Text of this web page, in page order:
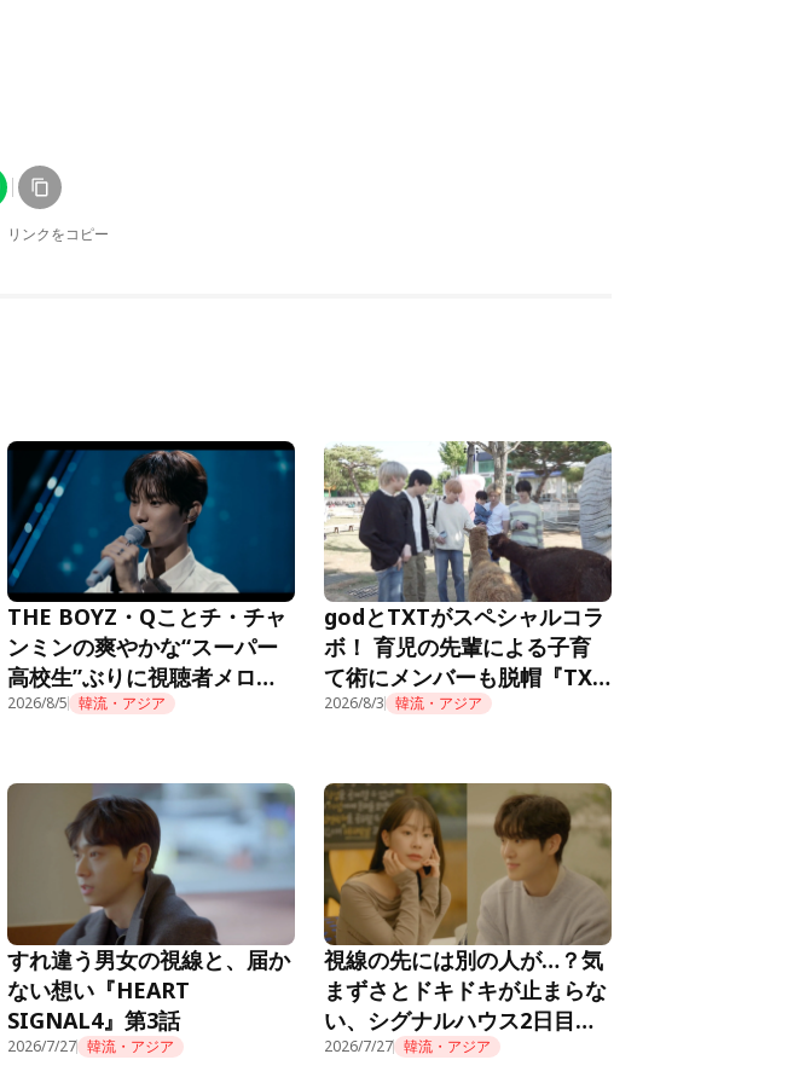
リンクをコピー
THE BOYZ・Qことチ・チャ
ンミンの爽やかな“スーパー
高校生”ぶりに視聴者メロメ
ロ「制服似合ってる」＜推し
2026/8/5 韓流・アジア
godとTXTがスペシャルコラ
ボ！ 育児の先輩による子育
て術にメンバーも脱帽『TXT
の育児日記』第10話
2026/8/3 韓流・アジア
すれ違う男女の視線と、届か
ない想い『HEART
SIGNAL4』第3話
2026/7/27 韓流・アジア
視線の先には別の人が…？気
まずさとドキドキが止まらな
い、シグナルハウス2日目の
朝『HEART SIGNAL4』第2
2026/7/27 韓流・アジア